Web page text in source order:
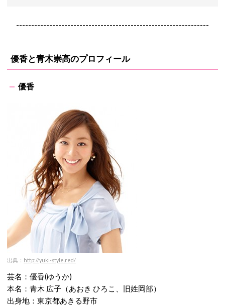
----------------------------------------------------------------
優香と青木崇高のプロフィール
優香
出典： http://yuki-style.red/
芸名：優香(ゆうか)
本名：青木 広子（あおき ひろこ、旧姓岡部）
出身地：東京都あきる野市